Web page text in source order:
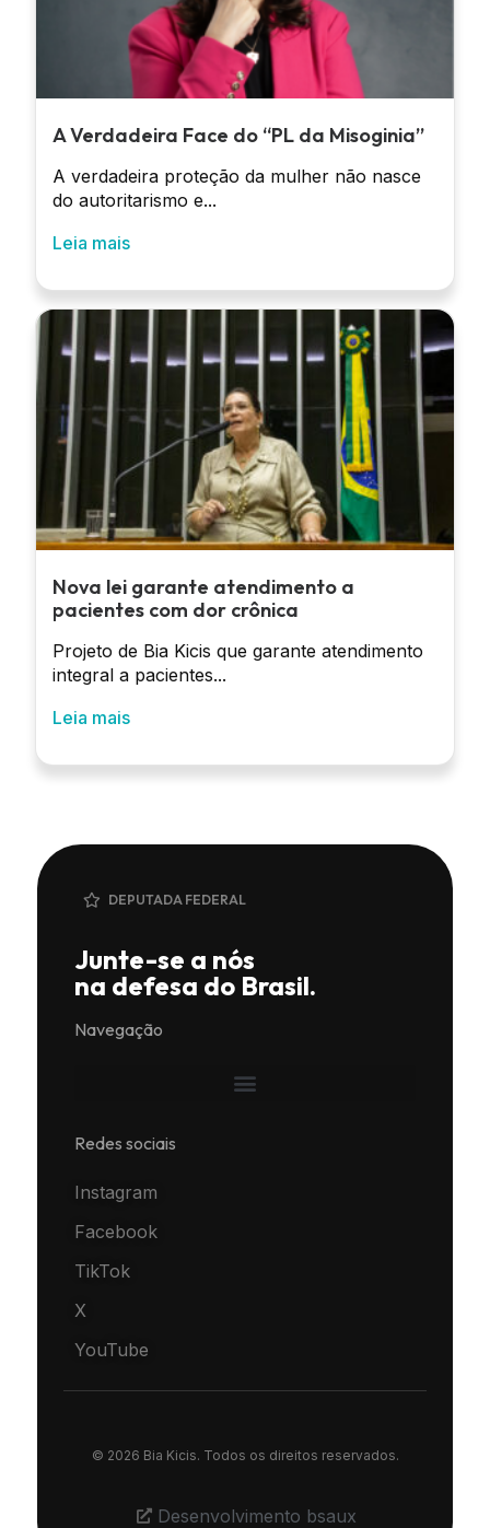
A Verdadeira Face do “PL da Misoginia”
A verdadeira proteção da mulher não nasce
do autoritarismo e...
Leia mais
Nova lei garante atendimento a
pacientes com dor crônica
Projeto de Bia Kicis que garante atendimento
integral a pacientes...
Leia mais
DEPUTADA FEDERAL
Junte-se a nós
na defesa do Brasil.
Navegação
Redes sociais
Instagram
Facebook
TikTok
X
YouTube
© 2026 Bia Kicis. Todos os direitos reservados.
Desenvolvimento bsaux